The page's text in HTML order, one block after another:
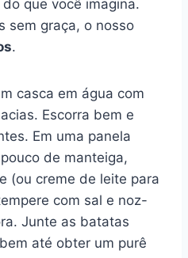
que você imagina.
sem graça, o nosso
.
casca em água com
Escorra bem e
Em uma panela
de manteiga,
(ou creme de leite para
com sal e noz-
Junte as batatas
até obter um purê